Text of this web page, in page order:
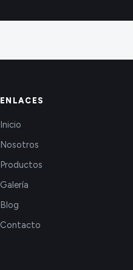
ENLACES
Inicio
Nosotros
Productos
Galería
Blog
Contacto